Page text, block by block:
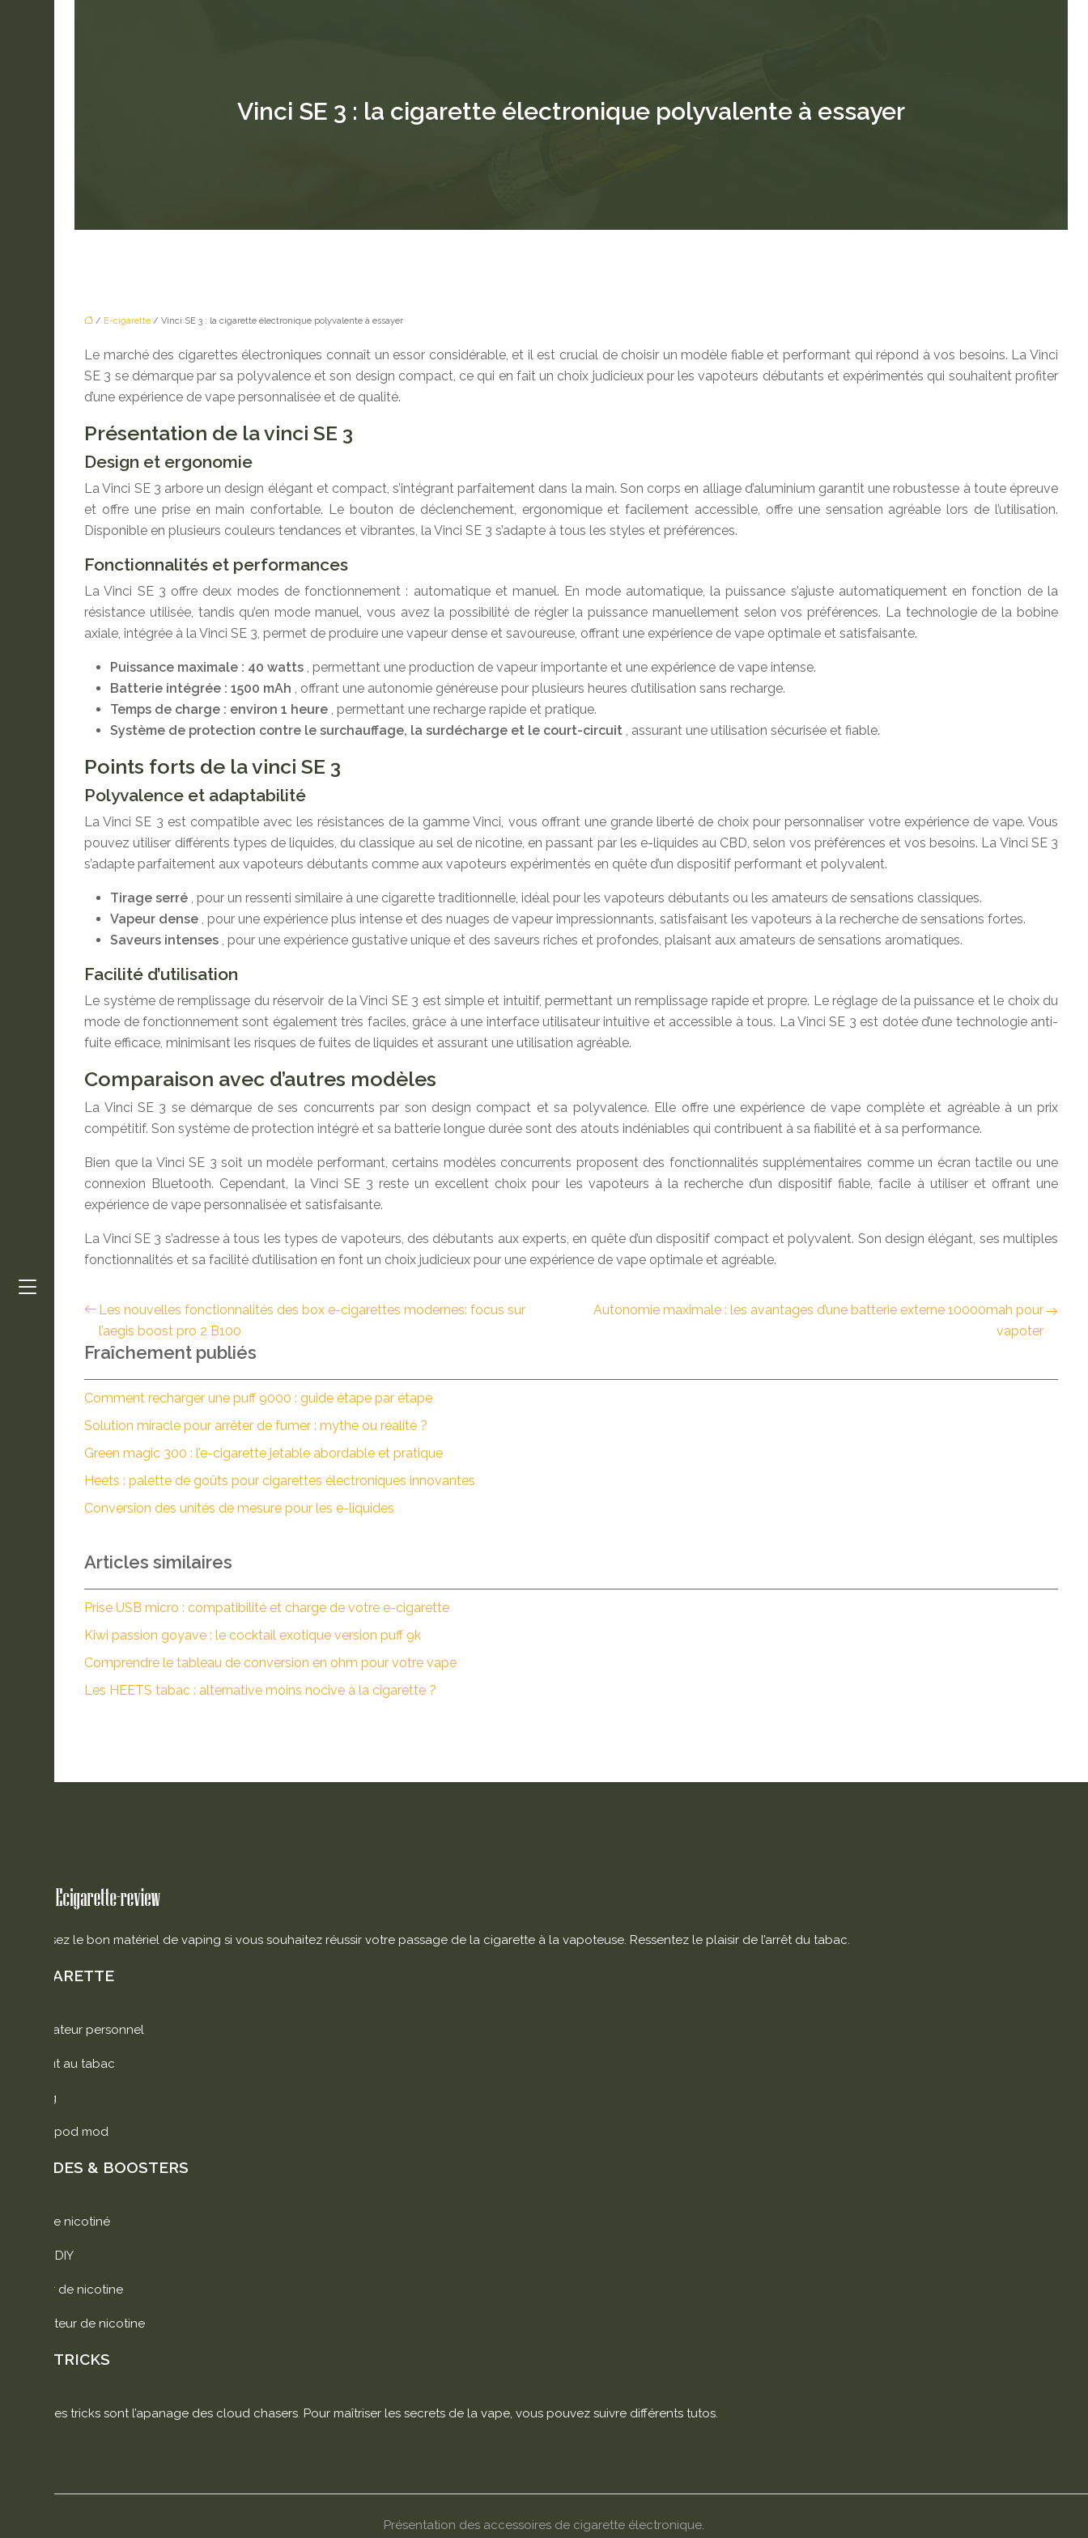
Vinci SE 3 : la cigarette électronique polyvalente à essayer
/ E-cigarette / Vinci SE 3 : la cigarette électronique polyvalente à essayer
Le marché des cigarettes électroniques connaît un essor considérable, et il est crucial de choisir un modèle fiable et performant qui répond à vos besoins. La Vinci
SE 3 se démarque par sa polyvalence et son design compact, ce qui en fait un choix judicieux pour les vapoteurs débutants et expérimentés qui souhaitent profiter
d’une expérience de vape personnalisée et de qualité.
Présentation de la vinci SE 3
Design et ergonomie
La Vinci SE 3 arbore un design élégant et compact, s’intégrant parfaitement dans la main. Son corps en alliage d’aluminium garantit une robustesse à toute épreuve
et offre une prise en main confortable. Le bouton de déclenchement, ergonomique et facilement accessible, offre une sensation agréable lors de l’utilisation.
Disponible en plusieurs couleurs tendances et vibrantes, la Vinci SE 3 s’adapte à tous les styles et préférences.
Fonctionnalités et performances
La Vinci SE 3 offre deux modes de fonctionnement : automatique et manuel. En mode automatique, la puissance s’ajuste automatiquement en fonction de la
résistance utilisée, tandis qu’en mode manuel, vous avez la possibilité de régler la puissance manuellement selon vos préférences. La technologie de la bobine
axiale, intégrée à la Vinci SE 3, permet de produire une vapeur dense et savoureuse, offrant une expérience de vape optimale et satisfaisante.
Puissance maximale : 40 watts , permettant une production de vapeur importante et une expérience de vape intense.
Batterie intégrée : 1500 mAh , offrant une autonomie généreuse pour plusieurs heures d’utilisation sans recharge.
Temps de charge : environ 1 heure , permettant une recharge rapide et pratique.
Système de protection contre le surchauffage, la surdécharge et le court-circuit , assurant une utilisation sécurisée et fiable.
Points forts de la vinci SE 3
Polyvalence et adaptabilité
La Vinci SE 3 est compatible avec les résistances de la gamme Vinci, vous offrant une grande liberté de choix pour personnaliser votre expérience de vape. Vous
pouvez utiliser différents types de liquides, du classique au sel de nicotine, en passant par les e-liquides au CBD, selon vos préférences et vos besoins. La Vinci SE 3
s’adapte parfaitement aux vapoteurs débutants comme aux vapoteurs expérimentés en quête d’un dispositif performant et polyvalent.
Tirage serré , pour un ressenti similaire à une cigarette traditionnelle, idéal pour les vapoteurs débutants ou les amateurs de sensations classiques.
Vapeur dense , pour une expérience plus intense et des nuages de vapeur impressionnants, satisfaisant les vapoteurs à la recherche de sensations fortes.
Saveurs intenses , pour une expérience gustative unique et des saveurs riches et profondes, plaisant aux amateurs de sensations aromatiques.
Facilité d’utilisation
Le système de remplissage du réservoir de la Vinci SE 3 est simple et intuitif, permettant un remplissage rapide et propre. Le réglage de la puissance et le choix du
mode de fonctionnement sont également très faciles, grâce à une interface utilisateur intuitive et accessible à tous. La Vinci SE 3 est dotée d’une technologie anti-
fuite efficace, minimisant les risques de fuites de liquides et assurant une utilisation agréable.
Comparaison avec d’autres modèles
La Vinci SE 3 se démarque de ses concurrents par son design compact et sa polyvalence. Elle offre une expérience de vape complète et agréable à un prix
compétitif. Son système de protection intégré et sa batterie longue durée sont des atouts indéniables qui contribuent à sa fiabilité et à sa performance.
Bien que la Vinci SE 3 soit un modèle performant, certains modèles concurrents proposent des fonctionnalités supplémentaires comme un écran tactile ou une
connexion Bluetooth. Cependant, la Vinci SE 3 reste un excellent choix pour les vapoteurs à la recherche d’un dispositif fiable, facile à utiliser et offrant une
expérience de vape personnalisée et satisfaisante.
La Vinci SE 3 s’adresse à tous les types de vapoteurs, des débutants aux experts, en quête d’un dispositif compact et polyvalent. Son design élégant, ses multiples
fonctionnalités et sa facilité d’utilisation en font un choix judicieux pour une expérience de vape optimale et agréable.
Les nouvelles fonctionnalités des box e-cigarettes modernes: focus sur
l’aegis boost pro 2 B100
Autonomie maximale : les avantages d’une batterie externe 10000mah pour
vapoter
Fraîchement publiés
Comment recharger une puff 9000 : guide étape par étape
Solution miracle pour arrêter de fumer : mythe ou réalité ?
Green magic 300 : l’e-cigarette jetable abordable et pratique
Heets : palette de goûts pour cigarettes électroniques innovantes
Conversion des unités de mesure pour les e-liquides
Articles similaires
Prise USB micro : compatibilité et charge de votre e-cigarette
Kiwi passion goyave : le cocktail exotique version puff 9k
Comprendre le tableau de conversion en ohm pour votre vape
Les HEETS tabac : alternative moins nocive à la cigarette ?
Choisissez le bon matériel de vaping si vous souhaitez réussir votre passage de la cigarette à la vapoteuse. Ressentez le plaisir de l’arrêt du tabac.
E-CIGARETTE
Vaporisateur personnel
Substitut au tabac
Kit e-cig
Box ou pod mod
LIQUIDES & BOOSTERS
E-liquide nicotiné
Liquide DIY
Booster de nicotine
Calculateur de nicotine
VAPE TRICKS
Les vapes tricks sont l’apanage des cloud chasers. Pour maîtriser les secrets de la vape, vous pouvez suivre différents tutos.
Présentation des accessoires de cigarette électronique.